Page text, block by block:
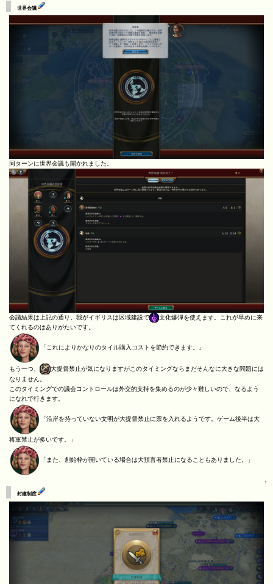
世界会議
同ターンに世界会議も開かれました。
会議結果は上記の通り。我がイギリスは区域建設で
文化爆弾を使えます。これが早めに来
てくれるのはありがたいです。
「これによりかなりのタイル購入コストを節約できます。」
もう一つ、
大提督禁止が気になりますがこのタイミングならまだそんなに大きな問題には
なりません。
このタイミングでの議会コントロールは外交的支持を集めるのが少々難しいので、なるよう
になれで行きます。
「沿岸を持っていない文明が大提督禁止に票を入れるようです。ゲーム後半は大
将軍禁止が多いです。」
「また、創始枠が開いている場合は大預言者禁止になることもありました。」
↑
封建制度